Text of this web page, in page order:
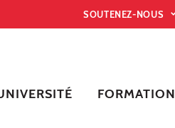
SOUTENEZ-NOUS
FORMATION